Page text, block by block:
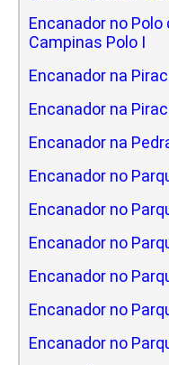
Encanador no
Campinas Polo I
Encanador na
Encanador na
Encanador na
Encanador no
Encanador no
Encanador no
Encanador no
Encanador no
Encanador no